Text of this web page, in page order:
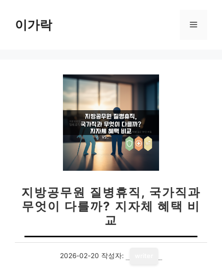
이가락 메
지방공무원 질병휴직, 국가직과
무엇이 다를까? 지자체 혜택 비
교
2026-02-20 작성자: